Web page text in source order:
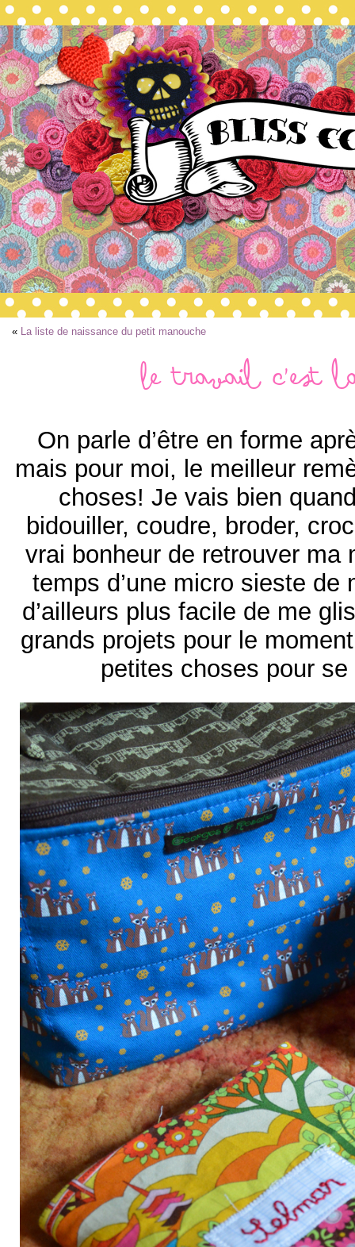
« La liste de naissance du petit manouche
Le travail c’est
On parle d’être en forme
mais pour moi, le meilleur
choses! Je vais bien
bidouiller, coudre, broder,
vrai bonheur de retrouver ma
temps d’une micro sieste de
d’ailleurs plus facile de me
grands projets pour le
petites choses pour